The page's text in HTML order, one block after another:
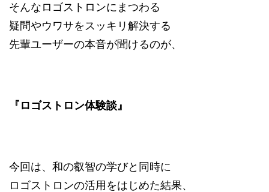
そんなロゴストロンにまつわる
疑問やウワサをスッキリ解決する
先輩ユーザーの本音が聞けるのが、
『ロゴストロン体験談』
今回は、和の叡智の学びと同時に
ロゴストロンの活用をはじめた結果、